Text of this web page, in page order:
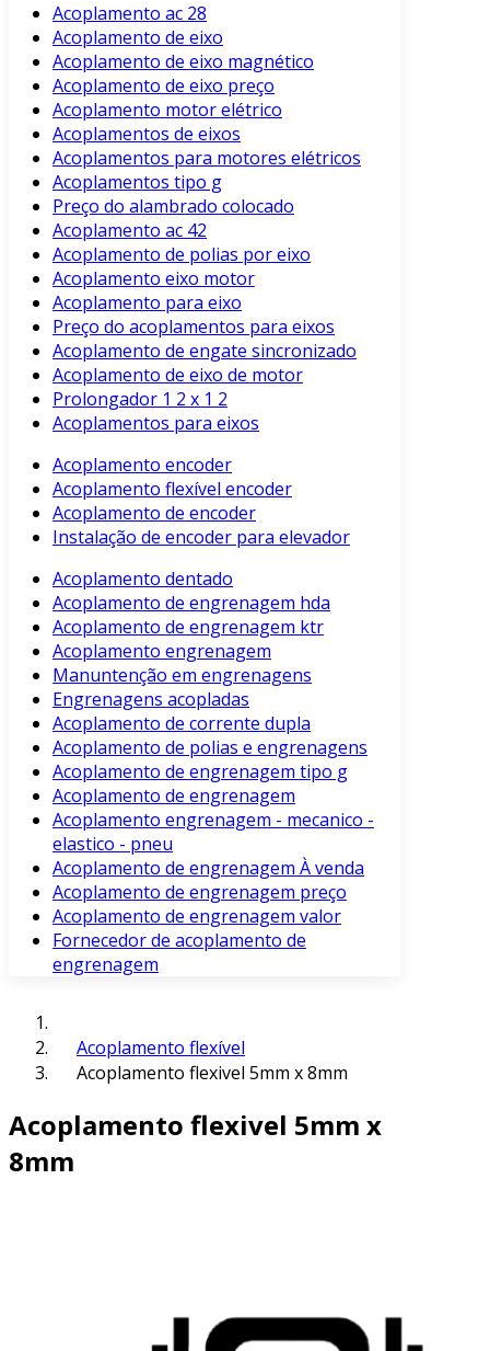
Acoplamento ac 28
Acoplamento de eixo
Acoplamento de eixo magnético
Acoplamento de eixo preço
Acoplamento motor elétrico
Acoplamentos de eixos
Acoplamentos para motores elétricos
Acoplamentos tipo g
Preço do alambrado colocado
Acoplamento ac 42
Acoplamento de polias por eixo
Acoplamento eixo motor
Acoplamento para eixo
Preço do acoplamentos para eixos
Acoplamento de engate sincronizado
Acoplamento de eixo de motor
Prolongador 1 2 x 1 2
Acoplamentos para eixos
Acoplamento encoder
Acoplamento flexível encoder
Acoplamento de encoder
Instalação de encoder para elevador
Acoplamento dentado
Acoplamento de engrenagem hda
Acoplamento de engrenagem ktr
Acoplamento engrenagem
Manuntenção em engrenagens
Engrenagens acopladas
Acoplamento de corrente dupla
Acoplamento de polias e engrenagens
Acoplamento de engrenagem tipo g
Acoplamento de engrenagem
Acoplamento engrenagem - mecanico -
elastico - pneu
Acoplamento de engrenagem À venda
Acoplamento de engrenagem preço
Acoplamento de engrenagem valor
Fornecedor de acoplamento de
engrenagem
Acoplamento flexível
Acoplamento flexivel 5mm x 8mm
Acoplamento flexivel 5mm x
8mm